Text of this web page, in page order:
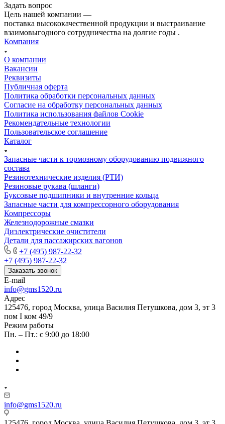
Задать вопрос
Цель нашей компании —
поставка высококачественной продукции и выстраивание
взаимовыгодного сотрудничества на долгие годы .
Компания
О компании
Вакансии
Реквизиты
Публичная оферта
Политика обработки персональных данных
Cогласие на обработку персональных данных
Политика использования файлов Cookie
Рекомендательные технологии
Пользовательское соглашение
Каталог
Запасные части к тормозному оборудованию подвижного
состава
Резинотехнические изделия (РТИ)
Резиновые рукава (шланги)
Буксовые подшипники и внутренние кольца
Запасные части для компрессорного оборудования
Компрессоры
Железнодорожные смазки
Диэлектрические очистители
Детали для пассажирских вагонов
+7 (495) 987-22-32
+7 (495) 987-22-32
Заказать звонок
E-mail
info@gms1520.ru
Адрес
125476, город Москва, улица Василия Петушкова, дом 3, эт 3
пом I ком 49/9
Режим работы
Пн. – Пт.: с 9:00 до 18:00
info@gms1520.ru